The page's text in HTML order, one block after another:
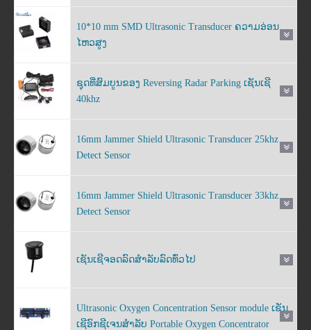
10*10 mm SMD Ultrasonic Transducer ຄວາມອ່ອນ
ໄຫວສູງ
ຊຸດທີ່ສົມບູນຂອງ Reversing Radar Parking ເຊັນເຊີ
40khz
16mm Jammer Shield Ultrasonic Transducer 25khz
Detect Sensor
16mm Jammer Shield Ultrasonic Transducer 33khz
Detect Sensor
ເຊັນເຊີຈອດລົດສຳລັບລົດທົ່ວໄປ
Ultrasonic Oxygen Concentration Sensor module ເຊັນ
ເຊີອົກຊີເຈນສໍາລັບ Portable Oxygen Concentrator